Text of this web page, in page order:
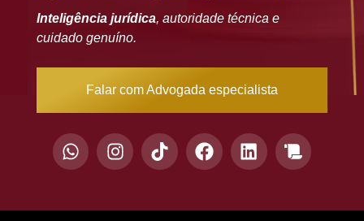
Inteligência jurídica, autoridade técnica e
cuidado genuíno.
Falar com Advogada especialista